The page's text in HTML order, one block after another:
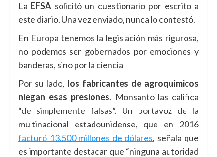
La EFSA solicitó un cuestionario por escrito a
este diario. Una vez enviado, nunca lo contestó.
En Europa tenemos la legislación más rigurosa,
no podemos ser gobernados por emociones y
banderas, sino por la ciencia
Por su lado, los fabricantes de agroquímicos
niegan esas presiones. Monsanto las califica
“de simplemente falsas”. Un portavoz de la
multinacional estadounidense, que en 2016
facturó 13.500 millones de dólares, señala que
es importante destacar que “ninguna autoridad